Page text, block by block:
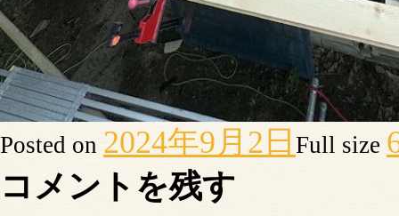
Posted on 2024年9月2日 Full size
コメントを残す